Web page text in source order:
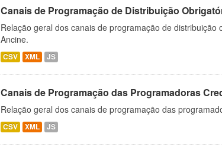
Canais de Programação de Distribuição
Relação geral dos canais de programação de
Ancine.
CSV XML JS
Canais de Programação das Programadoras
Relação geral dos canais de programação das
CSV XML JS